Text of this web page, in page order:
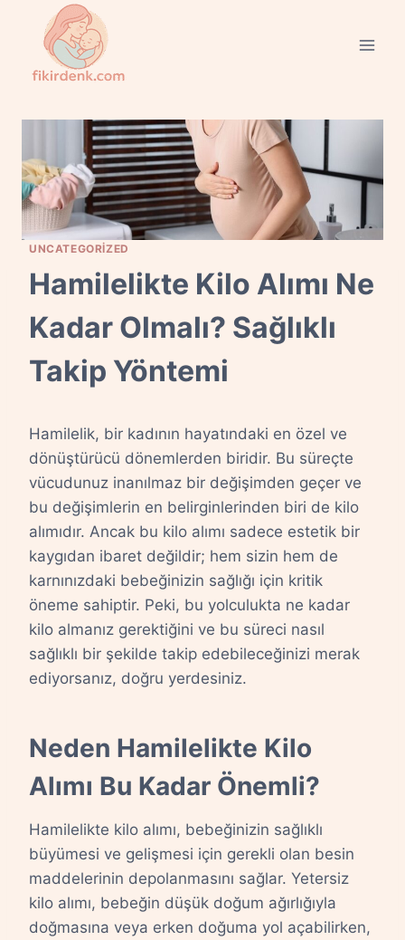
content
UNCATEGORIZED
Hamilelikte Kilo Alımı Ne
Kadar Olmalı? Sağlıklı
Takip Yöntemi
Hamilelik, bir kadının hayatındaki en özel ve
dönüştürücü dönemlerden biridir. Bu süreçte
vücudunuz inanılmaz bir değişimden geçer ve
bu değişimlerin en belirginlerinden biri de kilo
alımıdır. Ancak bu kilo alımı sadece estetik bir
kaygıdan ibaret değildir; hem sizin hem de
karnınızdaki bebeğinizin sağlığı için kritik
öneme sahiptir. Peki, bu yolculukta ne kadar
kilo almanız gerektiğini ve bu süreci nasıl
sağlıklı bir şekilde takip edebileceğinizi merak
ediyorsanız, doğru yerdesiniz.
Neden Hamilelikte Kilo
Alımı Bu Kadar Önemli?
Hamilelikte kilo alımı, bebeğinizin sağlıklı
büyümesi ve gelişmesi için gerekli olan besin
maddelerinin depolanmasını sağlar. Yetersiz
kilo alımı, bebeğin düşük doğum ağırlığıyla
doğmasına veya erken doğuma yol açabilirken,